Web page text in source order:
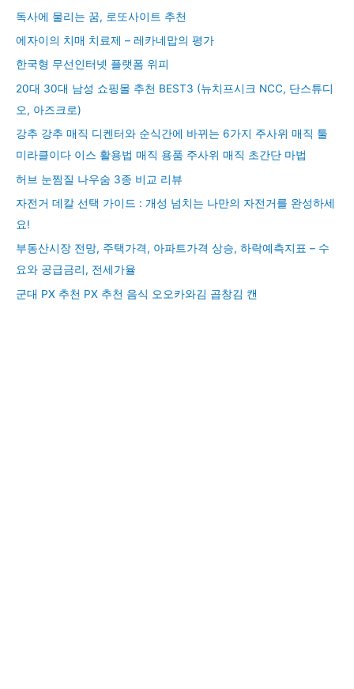
독사에 물리는 꿈, 로또사이트 추천
에자이의 치매 치료제 – 레카네맙의 평가
한국형 무선인터넷 플랫폼 위피
20대 30대 남성 쇼핑몰 추천 BEST3 (뉴치프시크 NCC, 단스튜디
오, 아즈크로)
강추 강추 매직 디켄터와 순식간에 바뀌는 6가지 주사위 매직 툴
미라클이다 이스 활용법 매직 용품 주사위 매직 초간단 마법
허브 눈찜질 나우숨 3종 비교 리뷰
자전거 데칼 선택 가이드 : 개성 넘치는 나만의 자전거를 완성하세
요!
부동산시장 전망, 주택가격, 아파트가격 상승, 하락예측지표 – 수
요와 공급금리, 전세가율
군대 PX 추천 PX 추천 음식 오오카와김 곱창김 캔